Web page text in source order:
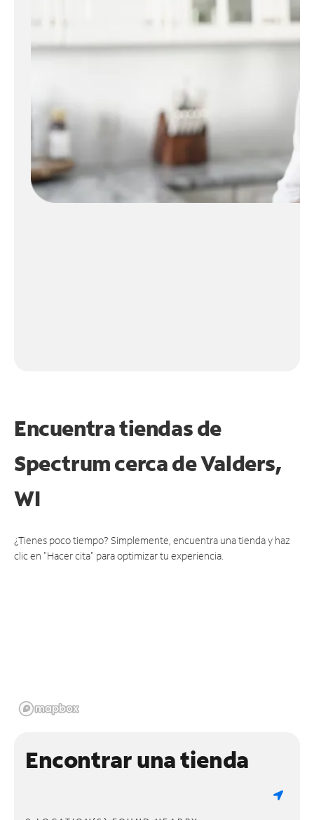
Encuentra tiendas de
Spectrum cerca deValders,
WI
¿Tienes poco tiempo? Simplemente, encuentra una tienda y haz
clic en "Hacer cita" para optimizar tu experiencia.
Encontrar una tienda